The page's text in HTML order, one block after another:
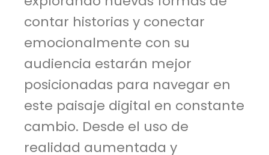
contar historias y conectar
emocionalmente con su
audiencia estarán mejor
posicionadas para navegar en
este paisaje digital en constante
cambio. Desde el uso de
realidad aumentada y